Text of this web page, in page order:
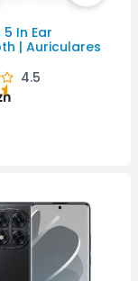
In Ear
| Auriculares
4.5